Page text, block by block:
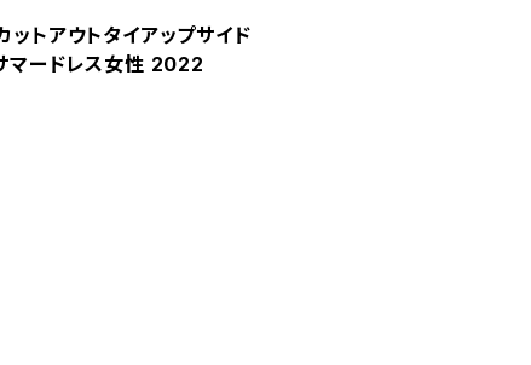
トアウトタイアップサイド
マードレス女性 2022